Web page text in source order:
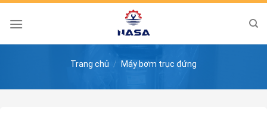
Skip
Trang chủ / Máy bơm trục đứng